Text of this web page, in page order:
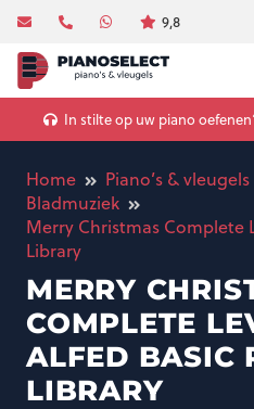
9,8
In stilte op uw piano
Home Piano’s & vleugels
Bladmuziek
Merry Christmas Complete
Library
MERRY
COMPLETE
ALFED BASIC
LIBRARY